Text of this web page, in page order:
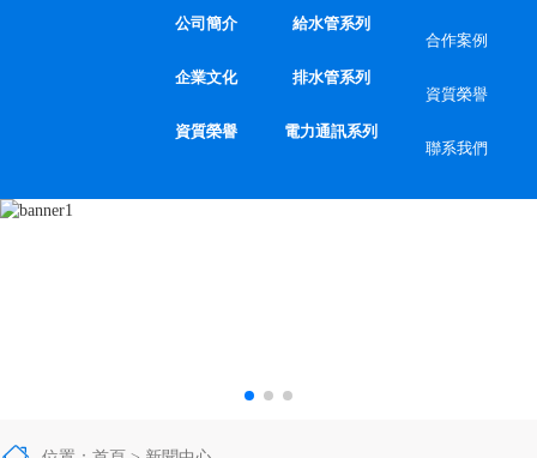
公司簡介
企業文化
資質榮譽
給水管系列
排水管系列
電力通訊系列
合作案例
資質榮譽
聯系我們